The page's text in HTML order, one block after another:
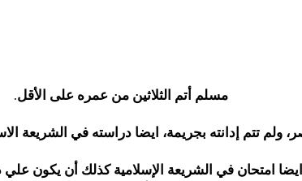
مسلم أتم الثلاثين من عمره على الأقل.
تتم إدانته بجريمة، ايضا دراسته في الشريعة
امتحان في الشريعة الإسلامية كذلك أن يكون علي